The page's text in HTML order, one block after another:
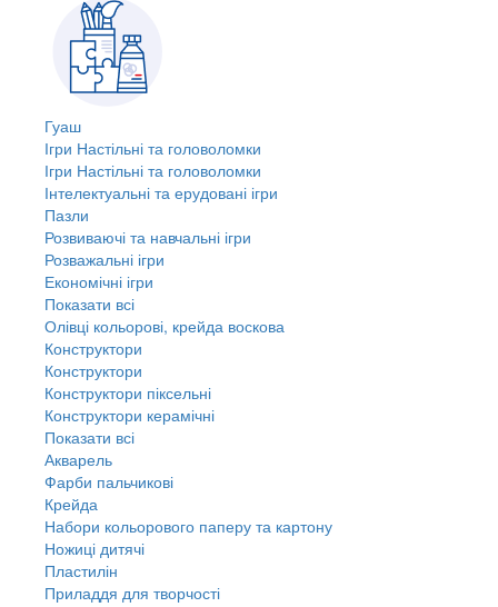
Гуаш
Ігри Настільні та головоломки
Ігри Настільні та головоломки
Інтелектуальні та ерудовані ігри
Пазли
Розвиваючі та навчальні ігри
Розважальні ігри
Економічні ігри
Показати всі
Олівці кольорові, крейда воскова
Конструктори
Конструктори
Конструктори піксельні
Конструктори керамічні
Показати всі
Акварель
Фарби пальчикові
Крейда
Набори кольорового паперу та картону
Ножиці дитячі
Пластилін
Приладдя для творчості